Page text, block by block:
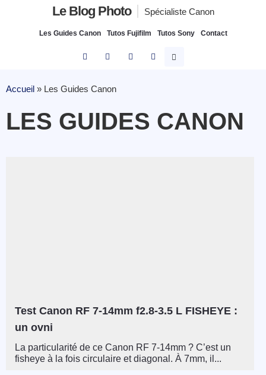
Le Blog Photo Spécialiste Canon
Les Guides Canon Tutos Fujifilm Tutos Sony Contact
Accueil » Les Guides Canon
LES GUIDES CANON
Test Canon RF 7-14mm f2.8-3.5 L FISHEYE :
un ovni
La particularité de ce Canon RF 7-14mm ? C’est un
fisheye à la fois circulaire et diagonal. À 7mm, il...